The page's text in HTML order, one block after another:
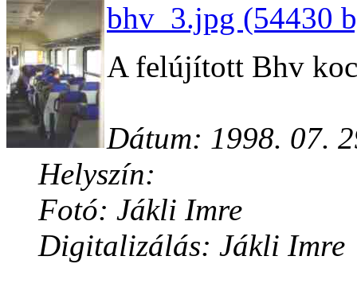
bhv_3.jpg (54430
A felújított Bhv
Dátum: 1998. 07.
Helyszín:
Fotó: Jákli Imre
Digitalizálás: Jákli Imre